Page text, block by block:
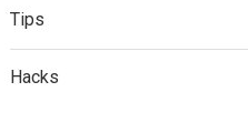
Tips
Hacks